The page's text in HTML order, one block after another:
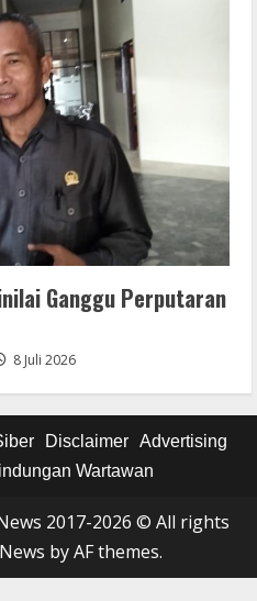
Ganggu Perputaran
8 Juli 2026
Disclaimer Advertising
Wartawan
2017-2026 © All rights
by AF themes.